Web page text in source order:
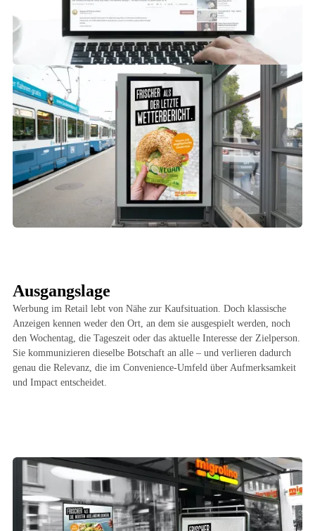
Ausgangslage
Werbung im Retail lebt von Nähe zur Kaufsituation. Doch klassische
Anzeigen kennen weder den Ort, an dem sie ausgespielt werden, noch
den Wochentag, die Tageszeit oder das aktuelle Interesse der Zielperson.
Sie kommunizieren dieselbe Botschaft an alle – und verlieren dadurch
genau die Relevanz, die im Convenience-Umfeld über Aufmerksamkeit
und Impact entscheidet.